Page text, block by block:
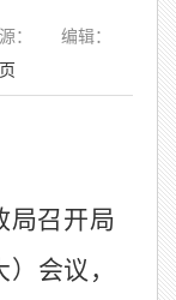
：
编辑：
局召开局
会议，